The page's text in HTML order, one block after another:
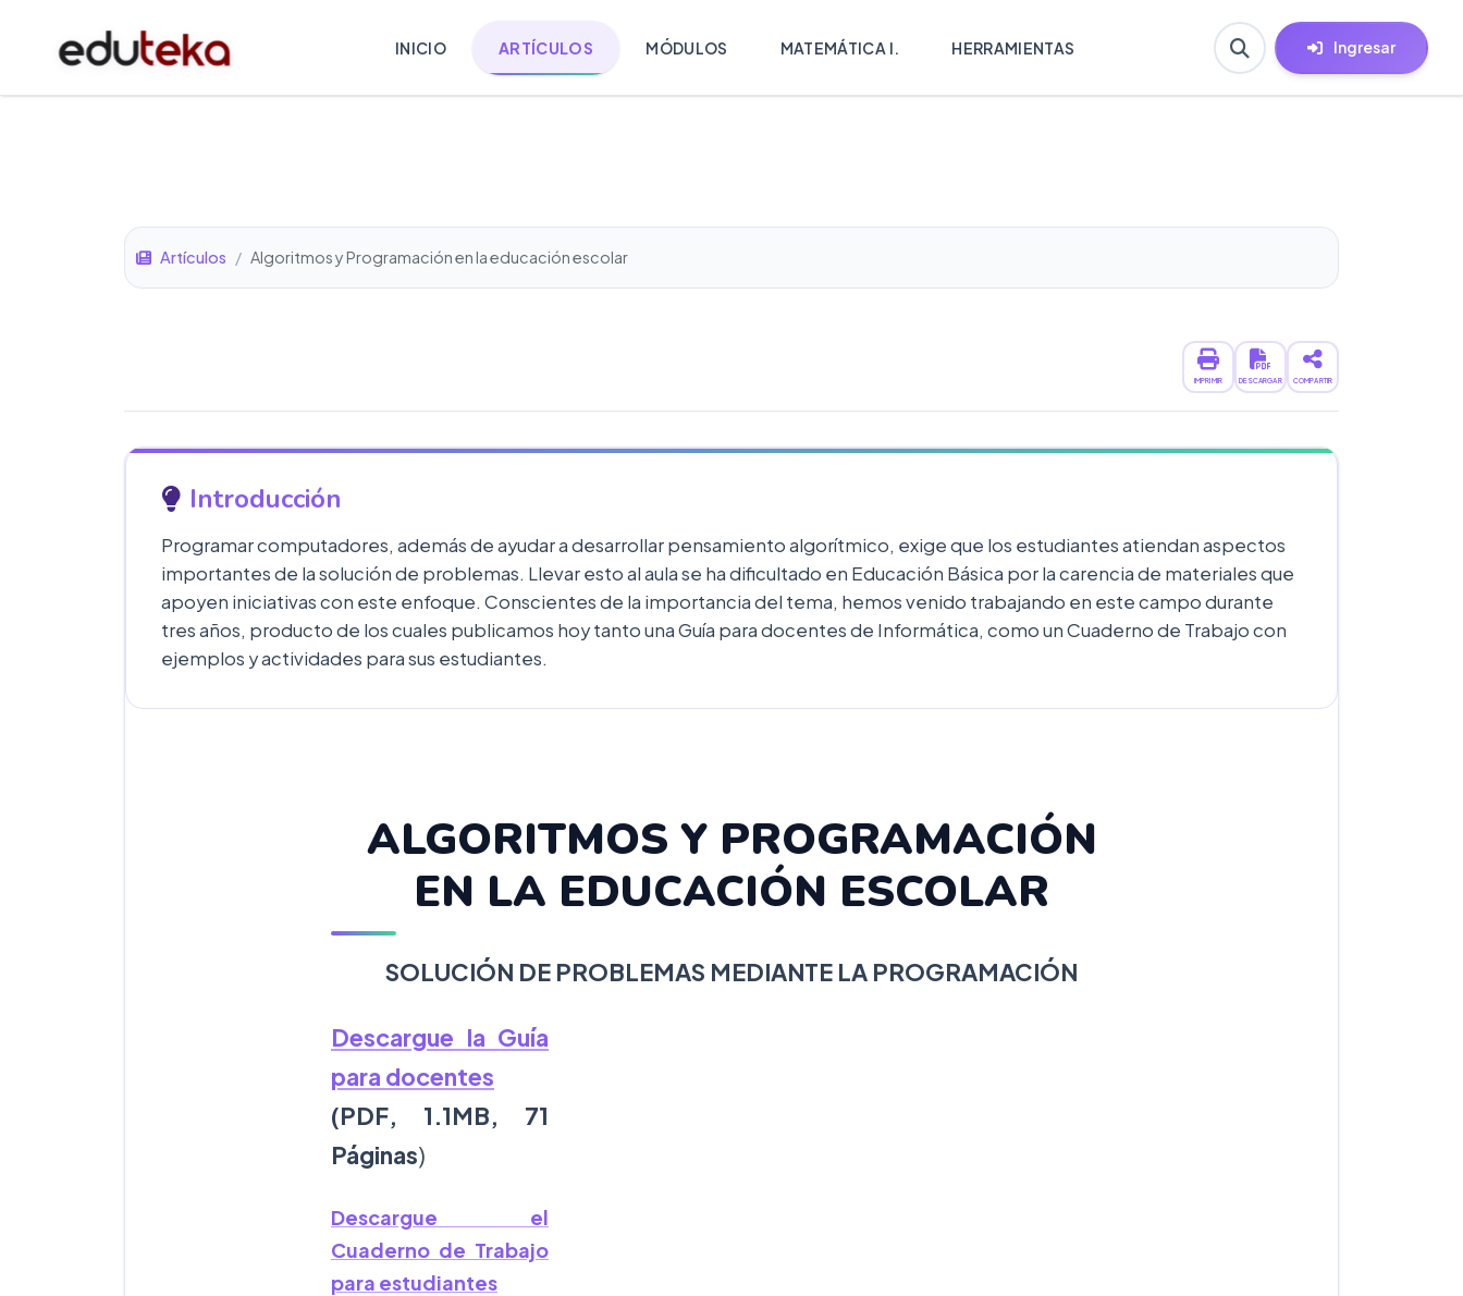
INICIO ARTÍCULOS MÓDULOS MATEMÁTICA I. HERRAMIENTAS Ingresar
Artículos / Algoritmos y Programación en la educación escolar
IMPRIMIR DESCARGAR COMPARTIR
Introducción
Programar computadores, además de ayudar a desarrollar pensamiento algorítmico, exige que los estudiantes atiendan aspectos
importantes de la solución de problemas. Llevar esto al aula se ha dificultado en Educación Básica por la carencia de materiales que
apoyen iniciativas con este enfoque. Conscientes de la importancia del tema, hemos venido trabajando en este campo durante
tres años, producto de los cuales publicamos hoy tanto una Guía para docentes de Informática, como un Cuaderno de Trabajo con
ejemplos y actividades para sus estudiantes.
ALGORITMOS Y PROGRAMACIÓN
EN LA EDUCACIÓN ESCOLAR
SOLUCIÓN DE PROBLEMAS MEDIANTE LA PROGRAMACIÓN
Descargue la Guía
para docentes
(PDF, 1.1MB, 71
Páginas)
Descargue el
Cuaderno de Trabajo
para estudiantes